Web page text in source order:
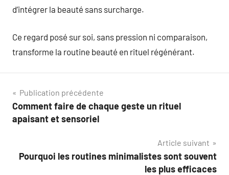
d’intégrer la beauté sans surcharge.
Ce regard posé sur soi, sans pression ni comparaison,
transforme la routine beauté en rituel régénérant.
Navigation
de
Publication précédente
Comment faire de chaque geste un rituel
apaisant et sensoriel
Article suivant
Pourquoi les routines minimalistes sont souvent
les plus efficaces